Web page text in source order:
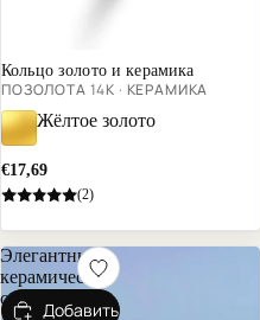
Кольцо золото и керамика
ПОЗОЛОТА 14К · КЕРАМИКА
Жёлтое золото
€17,69
(2)
Элегантные
керамические
серьги
Добавить